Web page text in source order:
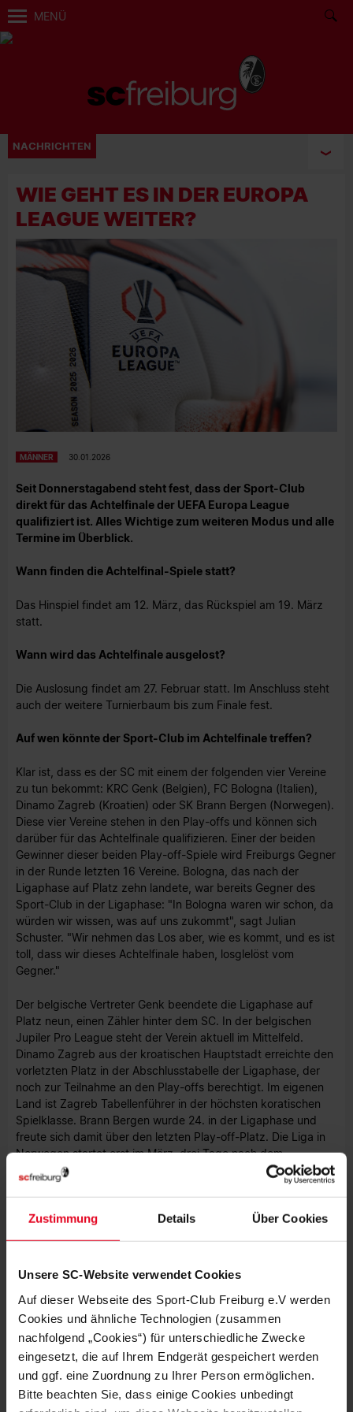
Zustimmung Details Über Cookies
Unsere SC-Website verwendet Cookies
Auf dieser Webseite des Sport-Club Freiburg e.V werden
Cookies und ähnliche Technologien (zusammen
nachfolgend „Cookies“) für unterschiedliche Zwecke
eingesetzt, die auf Ihrem Endgerät gespeichert werden
und ggf. eine Zuordnung zu Ihrer Person ermöglichen.
Bitte beachten Sie, dass einige Cookies unbedingt
MENÜ
NACHRICHTEN
WIE GEHT ES IN DER EUROPA
LEAGUE WEITER?
MÄNNER 30.01.2026
Seit Donnerstagabend steht fest, dass der Sport-Club
direkt für das Achtelfinale der UEFA Europa League
qualifiziert ist. Alles Wichtige zum weiteren Modus und alle
Termine im Überblick.
Wann finden die Achtelfinal-Spiele statt?
Das Hinspiel findet am 12. März, das Rückspiel am 19. März
statt.
Wann wird das Achtelfinale ausgelost?
Die Auslosung findet am 27. Februar statt. Im Anschluss steht
auch der weitere Turnierbaum bis zum Finale fest.
Auf wen könnte der Sport-Club im Achtelfinale treffen?
Klar ist, dass es der SC mit einem der folgenden vier Vereine
zu tun bekommt: KRC Genk (Belgien), FC Bologna (Italien),
Dinamo Zagreb (Kroatien) oder SK Brann Bergen (Norwegen).
Diese vier Vereine stehen in den Play-offs und können sich
darüber für das Achtelfinale qualifizieren. Einer der beiden
Gewinner dieser beiden Play-off-Spiele wird Freiburgs Gegner
in der Runde letzten 16 Vereine. Bologna, das nach der
Ligaphase auf Platz zehn landete, war bereits Gegner des
Sport-Club in der Ligaphase: "In Bologna waren wir schon, da
würden wir wissen, was auf uns zukommt", sagt Julian
Schuster. "Wir nehmen das Los aber, wie es kommt, und es ist
toll, dass wir dieses Achtelfinale haben, losglelöst vom
Gegner."
Der belgische Vertreter Genk beendete die Ligaphase auf
Platz neun, einen Zähler hinter dem SC. In der belgischen
Jupiler Pro League steht der Verein aktuell im Mittelfeld.
Dinamo Zagreb aus der kroatischen Hauptstadt erreichte den
vorletzten Platz in der Abschlusstabelle der Ligaphase, der
noch zur Teilnahme an den Play-offs berechtigt. Im eigenen
Land ist Zagreb Tabellenführer in der höchsten koratischen
Spielklasse. Brann Bergen wurde 24. in der Ligaphase und
freute sich damit über den letzten Play-off-Platz. Die Liga in
Norwegen startet erst im März, drei Tage nach dem
Achtelfinal-Hinspiel.
Weil der Sport-Club in der Ligaphase zu den besten acht
März Heimrecht.
Foto: UEFA